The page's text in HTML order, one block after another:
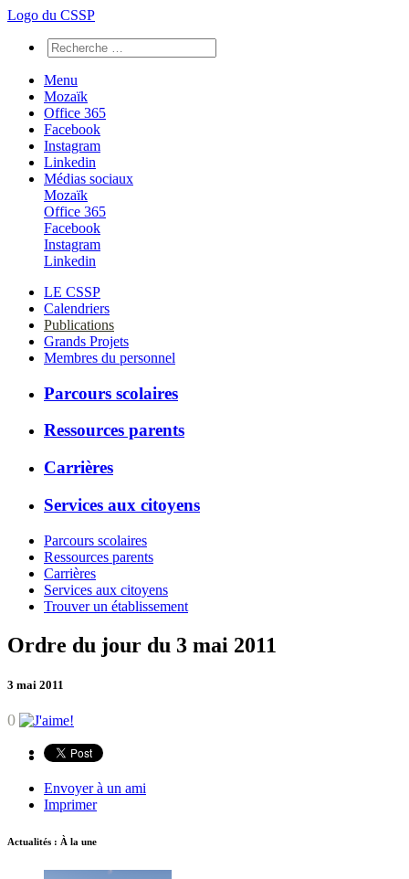
Logo du CSSP
Menu
Mozaïk
Office 365
Facebook
Instagram
Linkedin
Médias sociaux
Mozaïk
Office 365
Facebook
Instagram
Linkedin
LE CSSP
Calendriers
Publications
Grands Projets
Membres du personnel
Parcours scolaires
Ressources parents
Carrières
Services aux citoyens
Parcours scolaires
Ressources parents
Carrières
Services aux citoyens
Trouver un établissement
Ordre du jour du 3 mai 2011
3 mai 2011
0
Envoyer à un ami
Imprimer
Actualités : À la une